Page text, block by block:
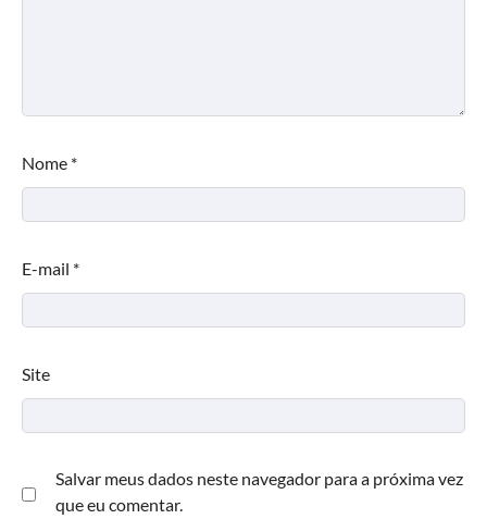
Nome *
E-mail *
Site
Salvar meus dados neste navegador para a próxima vez
que eu comentar.